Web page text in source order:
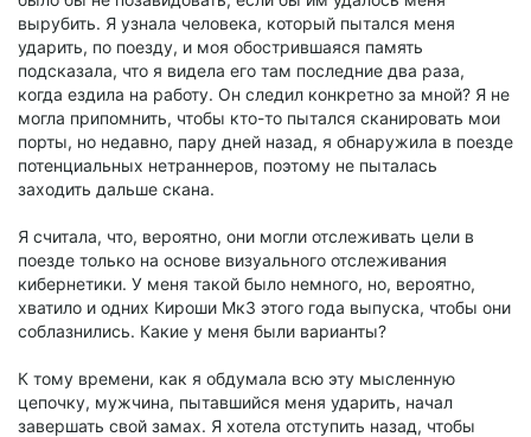
вырубить. Я узнала человека, который пытался меня
ударить, по поезду, и моя обострившаяся память
подсказала, что я видела его там последние два раза,
когда ездила на работу. Он следил конкретно за мной? Я не
могла припомнить, чтобы кто-то пытался сканировать мои
порты, но недавно, пару дней назад, я обнаружила в поезде
потенциальных нетраннеров, поэтому не пыталась
заходить дальше скана.
Я считала, что, вероятно, они могли отслеживать цели в
поезде только на основе визуального отслеживания
кибернетики. У меня такой было немного, но, вероятно,
хватило и одних Кироши Мк3 этого года выпуска, чтобы они
соблазнились. Какие у меня были варианты?
К тому времени, как я обдумала всю эту мысленную
цепочку, мужчина, пытавшийся меня ударить, начал
завершать свой замах. Я хотела отступить назад, чтобы